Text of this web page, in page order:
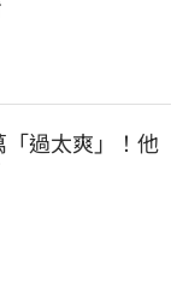
過太爽」！他